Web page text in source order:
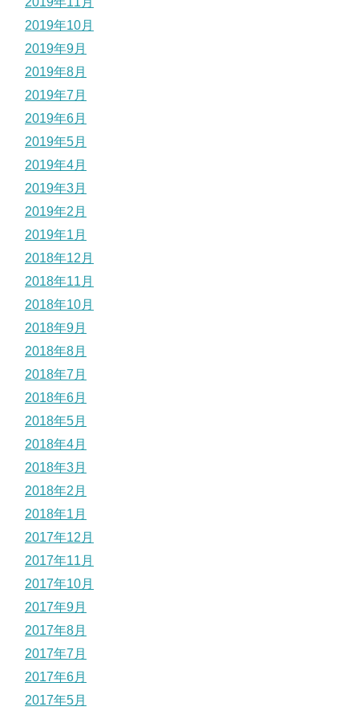
2019年10月
2019年9月
2019年8月
2019年7月
2019年6月
2019年5月
2019年4月
2019年3月
2019年2月
2019年1月
2018年12月
2018年11月
2018年10月
2018年9月
2018年8月
2018年7月
2018年6月
2018年5月
2018年4月
2018年3月
2018年2月
2018年1月
2017年12月
2017年11月
2017年10月
2017年9月
2017年8月
2017年7月
2017年6月
2017年5月